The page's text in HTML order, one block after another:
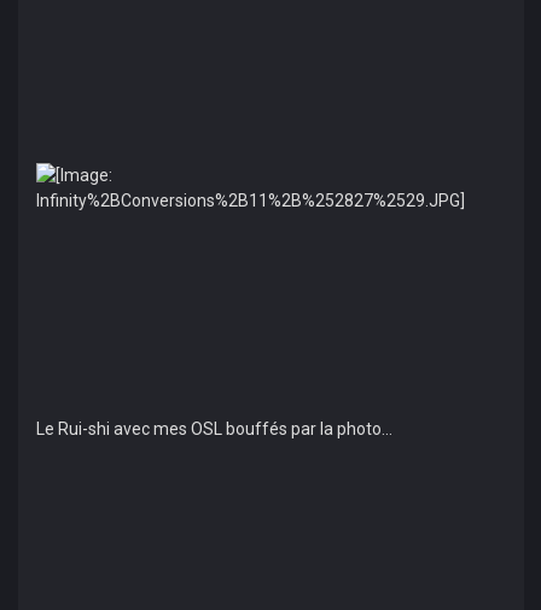
Le Rui-shi avec mes OSL bouffés par la photo...